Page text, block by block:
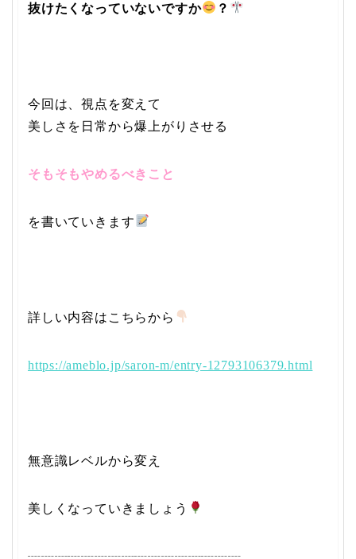
抜けたくなっていないですか
？
今回は、視点を変えて
美しさを日常から爆上がりさせる
そもそもやめるべきこと
を書いていきます
詳しい内容はこちらから
https://ameblo.jp/saron-m/entry-12793106379.html
無意識レベルから変え
美しくなっていきましょう
┈┈┈┈┈┈┈┈┈┈┈┈┈┈┈┈